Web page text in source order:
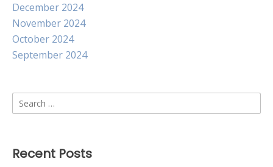
December 2024
November 2024
October 2024
September 2024
Search
for:
Recent Posts